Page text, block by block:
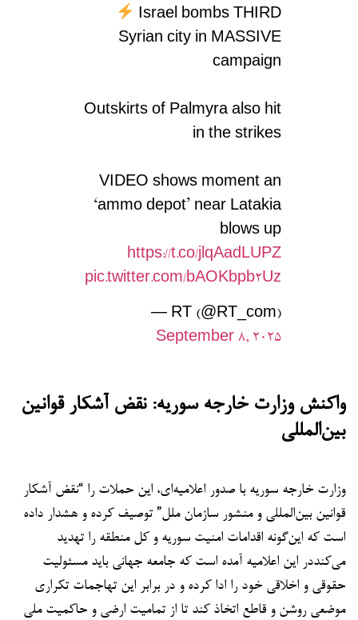
Israel bombs THIRD
Syrian city in MASSIVE
campaign
Outskirts of Palmyra also hit
in the strikes
VIDEO shows moment an
‘ammo depot’ near Latakia
blows up
https://t.co/jlqAadLUPZ
pic.twitter.com/bAOKbpb2Uz
— RT (@RT_com)
September 8, 2025
واکنش وزارت خارجه سوریه: نقض آشکار قوانین
بین‌المللی
وزارت خارجه سوریه با صدور اعلامیه‌ای، این حملات را “نقض آشکار
قوانین بین‌المللی و منشور سازمان ملل” توصیف کرده و هشدار داده
است که این‌گونه اقدامات امنیت سوریه و کل منطقه را تهدید
می‌کنددر این اعلامیه آمده است که جامعه جهانی باید مسئولیت
حقوقی و اخلاقی خود را ادا کرده و در برابر این تهاجمات تکراری
موضعی روشن و قاطع اتخاذ کند تا از تمامیت ارضی و حاکمیت ملی